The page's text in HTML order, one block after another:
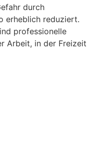
durch
erheblich reduziert.
professionelle
Arbeit, in der Freizeit